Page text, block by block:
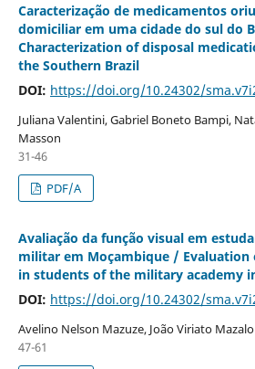
Caracterização de medicamentos
domiciliar em uma cidade do sul do
Characterization of disposal
the Southern Brazil
DOI: https://doi.org/10.24302/
Juliana Valentini, Gabriel Boneto Bampi,
Masson
31-46
PDF/A
Avaliação da função visual em
militar em Moçambique /
in students of the military academy
DOI: https://doi.org/10.24302/
Avelino Nelson Mazuze, João Viriato Mazalo
47-61